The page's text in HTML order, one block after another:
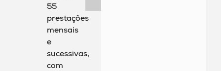
55
prestações
mensais
e
sucessivas,
com